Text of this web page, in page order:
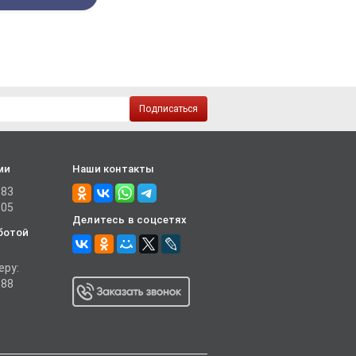
Подписаться
Наши контакты
Делитесь в соцсетях